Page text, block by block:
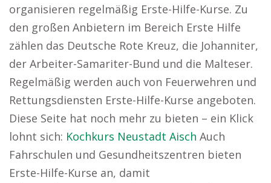
organisieren regelmäßig Erste-Hilfe-Kurse. Zu
den großen Anbietern im Bereich Erste Hilfe
zählen das Deutsche Rote Kreuz, die Johanniter,
der Arbeiter-Samariter-Bund und die Malteser.
Regelmäßig werden auch von Feuerwehren und
Rettungsdiensten Erste-Hilfe-Kurse angeboten.
Diese Seite hat noch mehr zu bieten – ein Klick
lohnt sich: Kochkurs Neustadt Aisch Auch
Fahrschulen und Gesundheitszentren bieten
Erste-Hilfe-Kurse an, damit